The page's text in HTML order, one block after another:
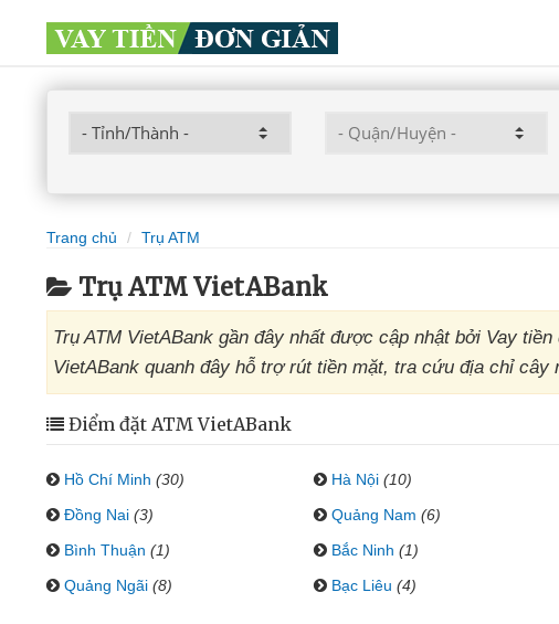
Trang chủ Trụ ATM
Trụ ATM VietABank
Trụ ATM VietABank gần đây nhất được cập nhật bởi Vay
VietABank quanh đây hỗ trợ rút tiền mặt, tra cứu địa chỉ cây
Điểm đặt ATM VietABank
Hồ Chí Minh (30) Hà Nội (10)
Đồng Nai (3) Quảng Nam (6)
Bình Thuận (1) Bắc Ninh (1)
Quảng Ngãi (8) Bạc Liêu (4)